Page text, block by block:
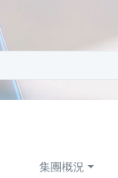
集團概況